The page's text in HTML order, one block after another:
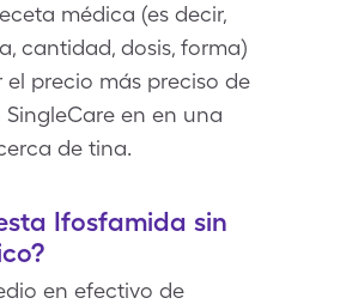
médica (es decir,
cantidad, dosis, forma)
precio más preciso de
en en una
de tina.
Ifosfamida sin
en efectivo de